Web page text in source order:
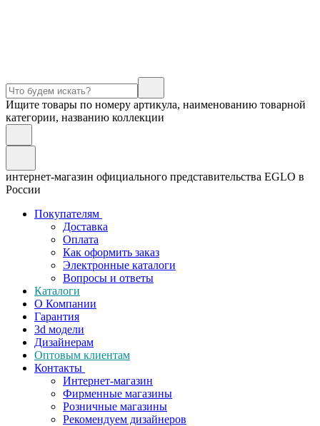
Ищите товары по номеру артикула, наименованию товарной
категории, названию коллекции
интернет-магазин официального представительства EGLO в
России
Покупателям
Доставка
Оплата
Как оформить заказ
Электронные каталоги
Вопросы и ответы
Каталоги
О Компании
Гарантия
3d модели
Дизайнерам
Оптовым клиентам
Контакты
Интернет-магазин
Фирменные магазины
Розничные магазины
Рекомендуем дизайнеров